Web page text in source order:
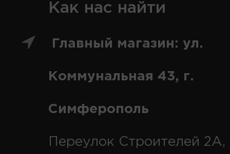
Как нас найти
Главный магазин: ул.
Коммунальная 43, г.
Симферополь
Переулок Строителей 2А,